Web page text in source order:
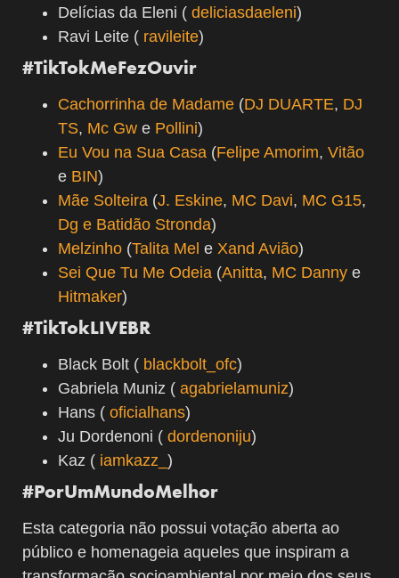
Delícias da Eleni ( deliciasdaeleni)
Ravi Leite ( ravileite)
#TikTokMeFezOuvir
Cachorrinha de Madame (DJ DUARTE, DJ
TS, Mc Gw e Pollini)
Eu Vou na Sua Casa (Felipe Amorim, Vitão
e BIN)
Mãe Solteira (J. Eskine, MC Davi, MC G15,
Dg e Batidão Stronda)
Melzinho (Talita Mel e Xand Avião)
Sei Que Tu Me Odeia (Anitta, MC Danny e
Hitmaker)
#TikTokLIVEBR
Black Bolt ( blackbolt_ofc)
Gabriela Muniz ( agabrielamuniz)
Hans ( oficialhans)
Ju Dordenoni ( dordenoniju)
Kaz ( iamkazz_ )
#PorUmMundoMelhor
Esta categoria não possui votação aberta ao
público e homenageia aqueles que inspiram a